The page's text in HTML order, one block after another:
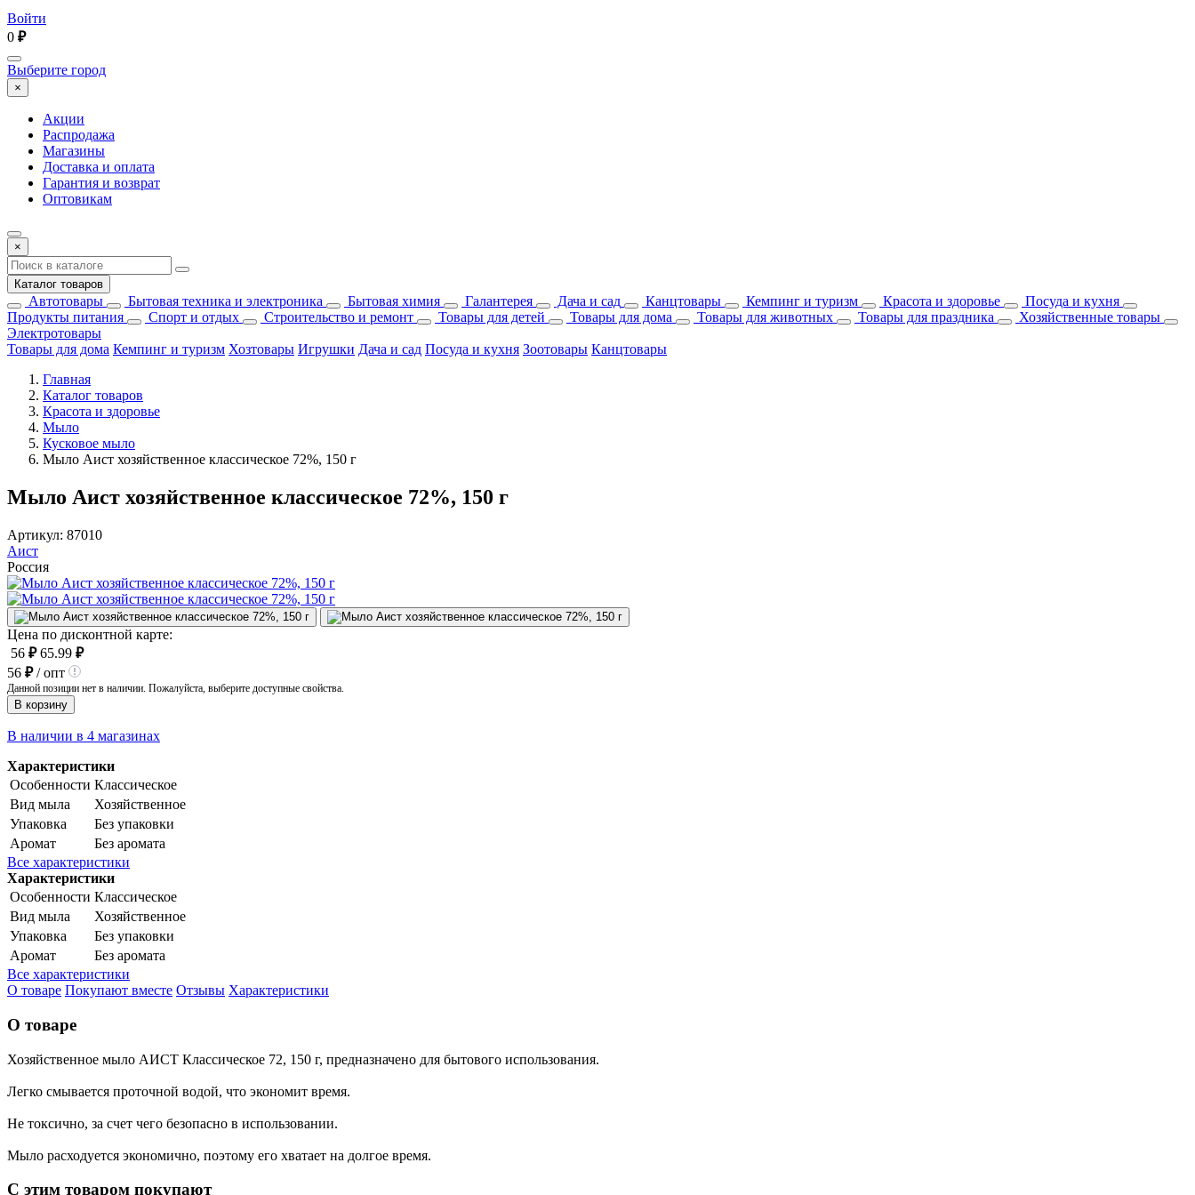
Войти
0 ₽
Выберите город
×
Акции
Распродажа
Магазины
Доставка и оплата
Гарантия и возврат
Оптовикам
×
Каталог товаров
Автотовары Бытовая техника и электроника Бытовая химия Галантерея Дача и сад Канцтовары Кемпинг и туризм Красота и здоровье
Посуда и кухня
Продукты питания
Спорт и отдых Строительство и ремонт Товары для детей Товары для дома Товары для животных Товары для праздника
Хозяйственные товары
Электротовары
Товары для дома Кемпинг и туризм Хозтовары Игрушки Дача и сад Посуда и кухня Зоотовары Канцтовары
Главная
Каталог товаров
Красота и здоровье
Мыло
Кусковое мыло
Мыло Аист хозяйственное классическое 72%, 150 г
Мыло Аист хозяйственное классическое 72%, 150 г
Артикул: 87010
Аист
Россия
Цена по дисконтной карте:
56 ₽ 65.99 ₽
56 ₽/ опт
Данной позиции нет в наличии. Пожалуйста, выберите доступные свойства.
В корзину
В наличии в 4 магазинах
Характеристики
Особенности Классическое
Вид мыла
Хозяйственное
Упаковка
Без упаковки
Аромат
Без аромата
Все характеристики
Характеристики
Особенности Классическое
Вид мыла
Хозяйственное
Упаковка
Без упаковки
Аромат
Без аромата
Все характеристики
О товаре Покупают вместе Отзывы Характеристики
О товаре
Хозяйственное мыло АИСТ Классическое 72, 150 г, предназначено для бытового использования.
Легко смывается проточной водой, что экономит время.
Не токсично, за счет чего безопасно в использовании.
Мыло расходуется экономично, поэтому его хватает на долгое время.
С этим товаром покупают